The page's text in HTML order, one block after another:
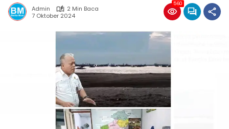
Admin
2 Min Baca
7 Oktober 2024
560